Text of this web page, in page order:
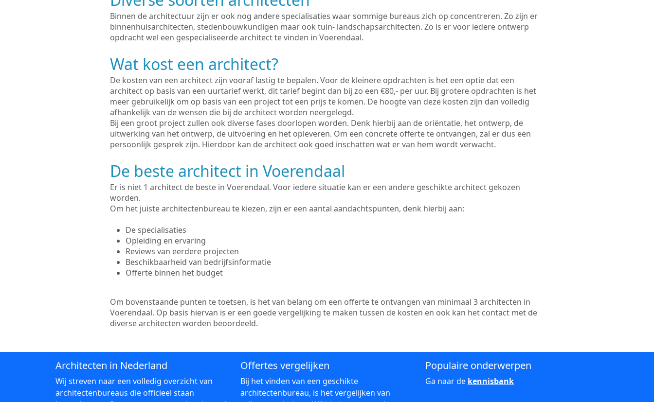
Binnen de architectuur zijn er ook nog andere specialisaties waar sommige bureaus zich op concentreren. Zo zijn er
binnenhuisarchitecten, stedenbouwkundigen maar ook tuin- landschapsarchitecten. Zo is er voor iedere ontwerp
opdracht wel een gespecialiseerde architect te vinden in Voerendaal.
Wat kost een architect?
De kosten van een architect zijn vooraf lastig te bepalen. Voor de kleinere opdrachten is het een optie dat een
architect op basis van een uurtarief werkt, dit tarief begint dan bij zo een €80,- per uur. Bij grotere opdrachten is het
meer gebruikelijk om op basis van een project tot een prijs te komen. De hoogte van deze kosten zijn dan volledig
afhankelijk van de wensen die bij de architect worden neergelegd.
Bij een groot project zullen ook diverse fases doorlopen worden. Denk hierbij aan de oriëntatie, het ontwerp, de
uitwerking van het ontwerp, de uitvoering en het opleveren. Om een concrete offerte te ontvangen, zal er dus een
persoonlijk gesprek zijn. Hierdoor kan de architect ook goed inschatten wat er van hem wordt verwacht.
De beste architect in Voerendaal
Er is niet 1 architect de beste in Voerendaal. Voor iedere situatie kan er een andere geschikte architect gekozen
worden.
Om het juiste architectenbureau te kiezen, zijn er een aantal aandachtspunten, denk hierbij aan:
De specialisaties
Opleiding en ervaring
Reviews van eerdere projecten
Beschikbaarheid van bedrijfsinformatie
Offerte binnen het budget
Om bovenstaande punten te toetsen, is het van belang om een offerte te ontvangen van minimaal 3 architecten in
Voerendaal. Op basis hiervan is er een goede vergelijking te maken tussen de kosten en ook kan het contact met de
diverse architecten worden beoordeeld.
Architecten in Nederland
Wij streven naar een volledig overzicht van
architectenbureaus die officieel staan
Offertes vergelijken
Bij het vinden van een geschikte
architectenbureau, is het vergelijken van
Populaire onderwerpen
Ga naar de kennisbank